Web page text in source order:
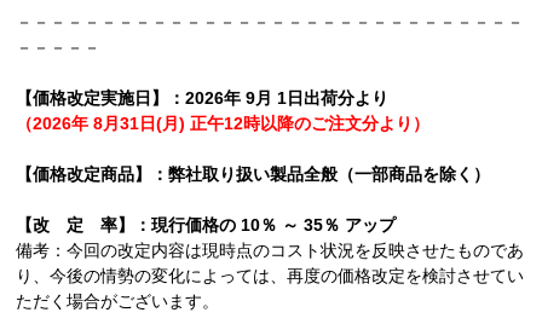
－－－－－－－－－－－－－－－－－－－－－－－－－－－－－－
－－－－－
【価格改定実施日】：2026年 9月 1日出荷分より
（2026年 8月31日(月) 正午12時以降のご注文分より）
【価格改定商品】：弊社取り扱い製品全般（一部商品を除く）
【改 定 率】：現行価格の 10％ ～ 35％ アップ
備考：今回の改定内容は現時点のコスト状況を反映させたものであ
り、今後の情勢の変化によっては、再度の価格改定を検討させてい
ただく場合がございます。